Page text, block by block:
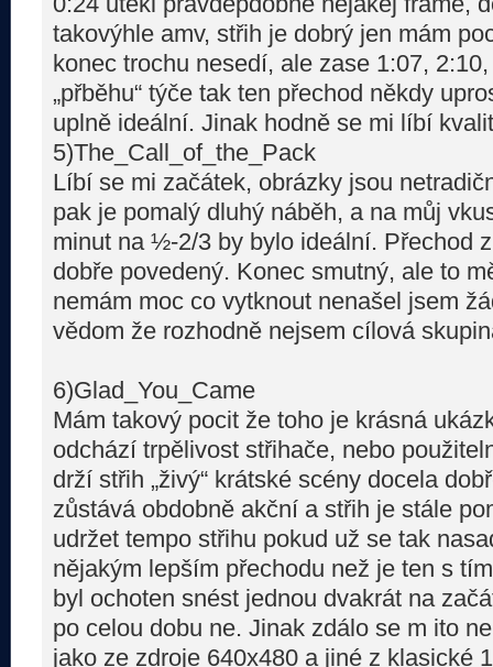
takovýhle amv, střih je dobrý jen mám
konec trochu nesedí, ale zase 1:07,
„přběhu“ týče tak ten přechod někdy
uplně ideální. Jinak hodně se mi líbí
5)The_Call_of_the_Pack
Líbí se mi začátek, obrázky jsou
pak je pomalý dluhý náběh, a na můj
minut na ½-2/3 by bylo ideální. Přechod
dobře povedený. Konec smutný, ale to
nemám moc co vytknout nenašel jsem
vědom že rozhodně nejsem cílová
6)Glad_You_Came
Mám takový pocit že toho je krásná
odchází trpělivost střihače, nebo
drží střih „živý“ krátské scény docela
zůstává obdobně akční a střih je stále
udržet tempo střihu pokud už se tak
nějakým lepším přechodu než je ten s
byl ochoten snést jednou dvakrát na
po celou dobu ne. Jinak zdálo se m ito
jako ze zdroje 640x480 a jiné z klasické